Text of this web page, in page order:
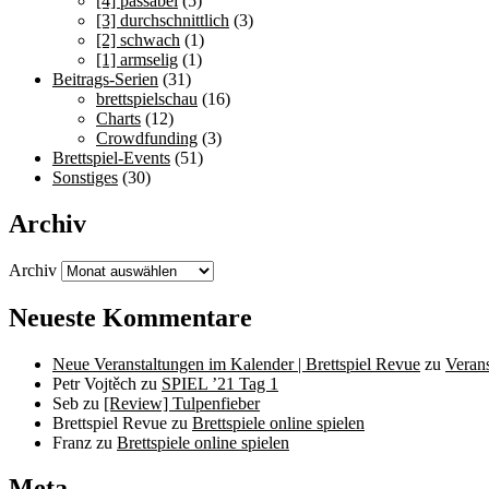
[3] durchschnittlich (3)
[2] schwach (1)
[1] armselig (1)
Beitrags-Serien (31)
brettspielschau (16)
Charts (12)
Crowdfunding (3)
Brettspiel-Events (51)
Sonstiges (30)
Archiv
Archiv
Neueste Kommentare
Neue Veranstaltungen im Kalender | Brettspiel Revue zu
Petr Vojtěch zu SPIEL ’21 Tag 1
Seb zu [Review] Tulpenfieber
Brettspiel Revue zu Brettspiele online spielen
Franz zu Brettspiele online spielen